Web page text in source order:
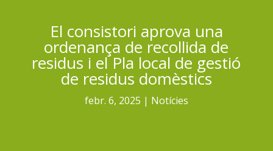
El consistori aprova una
ordenança de recollida de
residus i el Pla local de gestió
de residus domèstics
febr. 6, 2025 Notícies